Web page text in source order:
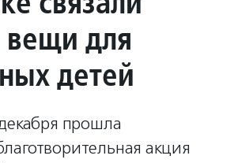
для
детей
прошла
акция